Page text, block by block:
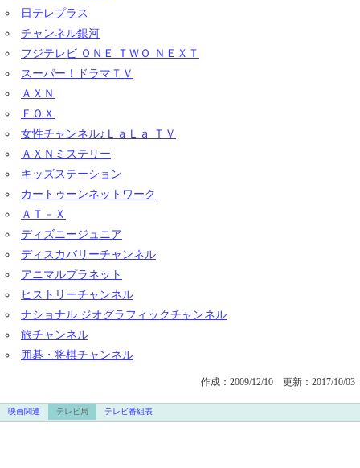
日テレプラス
チャンネル銀河
フジテレビ ＯＮＥ ＴＷＯ ＮＥＸＴ
スーパー！ドラマＴＶ
ＡＸＮ
ＦＯＸ
女性チャンネル♪ＬａＬａ ＴＶ
ＡＸＮミステリー
キッズステーション
カートゥーンネットワーク
ＡＴ－Ｘ
ディズニージュニア
ディスカバリーチャンネル
アニマルプラネット
ヒストリーチャンネル
ナショナル ジオグラフィックチャンネル
旅チャンネル
囲碁・将棋チャンネル
作成：2009/12/10 更新：2017/10/03
映画関連 テレビ局 テレビ番組表